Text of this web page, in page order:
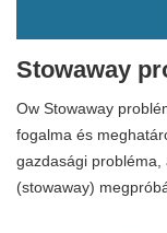
Stowaway
Ow Stowaway
fogalma és
gazdasági
(stowaway)